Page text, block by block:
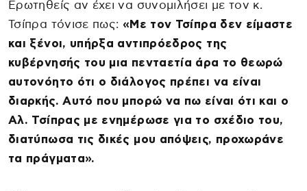
Ερωτηθείς αν έχει να συνομιλήσει με τον κ.
Τσίπρα τόνισε πως: «Με τον Τσίπρα δεν είμαστε
και ξένοι, υπήρξα αντιπρόεδρος της
κυβέρνησής του μια πενταετία άρα το θεωρώ
αυτονόητο ότι ο διάλογος πρέπει να είναι
διαρκής. Αυτό που μπορώ να πω είναι ότι και ο
Αλ. Τσίπρας με ενημέρωσε για το σχέδιο του,
διατύπωσα τις δικές μου απόψεις, προχωράνε
τα πράγματα».